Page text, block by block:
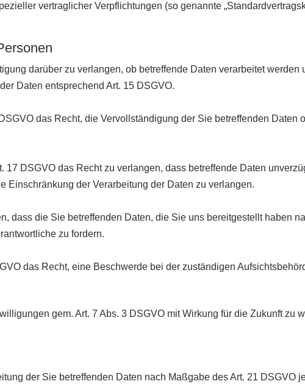
vertraglicher Verpflichtungen (so genannte
darüber zu verlangen, ob betreffende Daten verarbeitet
Daten entsprechend Art. 15 DSGVO.
das Recht, die Vervollständigung der Sie betreffenden Daten
17 DSGVO das Recht zu verlangen, dass betreffende Daten
Einschränkung der Verarbeitung der Daten zu verlangen.
dass die Sie betreffenden Daten, die Sie uns bereitgestellt haben
zu fordern.
das Recht, eine Beschwerde bei der zuständigen
gem. Art. 7 Abs. 3 DSGVO mit Wirkung für die Zukunft zu
der Sie betreffenden Daten nach Maßgabe des Art. 21 DSGVO